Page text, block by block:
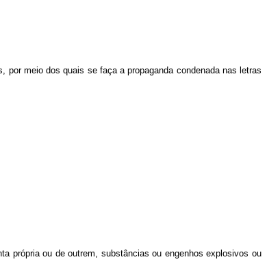
meio dos quais se faça a propaganda condenada nas letras
própria ou de outrem, substâncias ou engenhos explosivos ou